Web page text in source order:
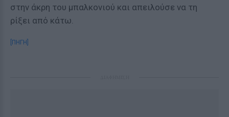
στην άκρη του μπαλκονιού και απειλούσε να τη
ρίξει από κάτω.
[ΠΗΓΗ]